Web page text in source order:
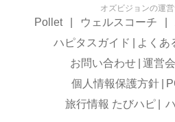
オズビジョンの運
Pollet ウェルスコーチ
ハピタスガイド
よくあ
お問い合わせ 運営
個人情報保護方針
旅行情報 たびハピ